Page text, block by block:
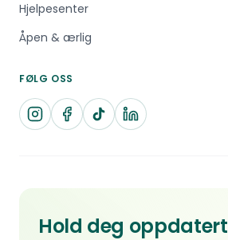
Hjelpesenter
Åpen & ærlig
FØLG OSS
Hold deg oppdatert